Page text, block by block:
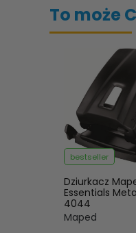
To może
bestseller
Dziurkacz
Essentials
4044
Maped